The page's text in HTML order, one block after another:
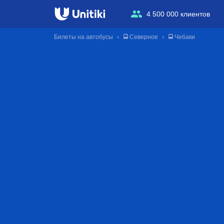
4 500 000 клиентов
Билеты на автобусы 🚍 Северное 🚍 Чебаки